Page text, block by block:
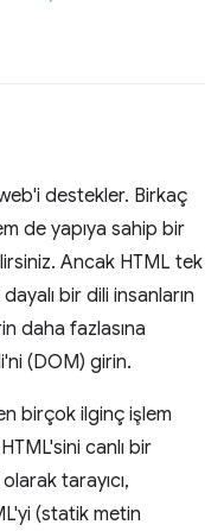
destekler. Birkaç
de yapıya sahip bir
Ancak HTML tek
bir dili insanların
daha fazlasına
(DOM) girin.
birçok ilginç işlem
canlı bir
tarayıcı,
(statik metin